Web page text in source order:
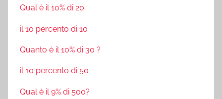
Qual è il 10% di 20
il 10 percento di 10
Quanto è il 10% di 30 ?
il 10 percento di 50
Qual è il 9% di 500?